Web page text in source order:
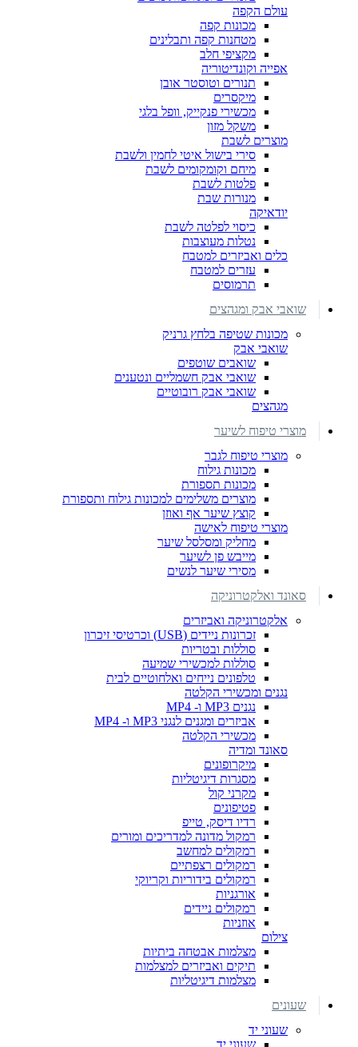
עולם הקפה
מכונות קפה
מטחנות קפה ותבלינים
מקציפי חלב
אפייה וקונדיטוריה
תנורים וטוסטר אובן
מיקסרים
מכשירי פנקייק, וופל בלגי
משקל מזון
מוצרים לשבת
סירי בישול איטי לחמין ולשבת
מיחם וקומקומים לשבת
פלטות לשבת
מנורות שבת
יודאיקה
כיסוי לפלטה לשבת
נטלות מעוצבות
כלים ואביזרים למטבח
עזרים למטבח
תרמוסים
שואבי אבק ומגהצים
מכונות שטיפה בלחץ גרניק
שואבי אבק
שואבים שוטפים
שואבי אבק חשמליים ונטענים
שואבי אבק רובוטיים
מגהצים
מוצרי טיפוח לשיער
מוצרי טיפוח לגבר
מכונות גילוח
מכונות תספורת
מוצרים משלימים למכונות גילוח ותספורת
קוצץ שיער אף ואוזן
מוצרי טיפוח לאישה
מחליק ומסלסל שיער
מייבש פן לשיער
מסירי שיער לנשים
סאונד ואלקטרוניקה
אלקטרוניקה ואביזרים
זכרונות ניידים (USB) וכרטיסי זיכרון
סוללות ובטריות
סוללות למכשירי שמיעה
טלפונים נייחים ואלחוטיים לבית
נגנים ומכשירי הקלטה
נגנים MP3 ו- MP4
אביזרים ומגנים לנגני MP3 ו- MP4
מכשירי הקלטה
סאונד ומדיה
מיקרופונים
מסגרות דיגיטליות
מקרני קול
פטיפונים
רדיו דיסק, טייפ
רמקול מדונה למדריכים ומורים
רמקולים למחשב
רמקולים רצפתיים
רמקולים בידוריות וקריוקי
אורגניות
רמקולים ניידים
אוזניות
צילום
מצלמות אבטחה ביתיות
תיקים ואביזרים למצלמות
מצלמות דיגיטליות
שעונים
שעוני יד
שעוני יד